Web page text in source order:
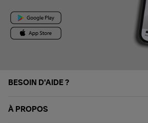
BESOIN D'AIDE ?
À PROPOS